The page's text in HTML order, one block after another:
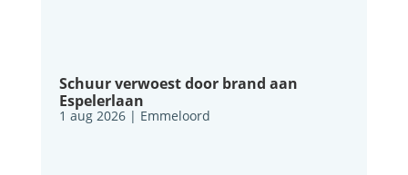
Schuur verwoest door brand aan
Espelerlaan
1 aug 2026| Emmeloord